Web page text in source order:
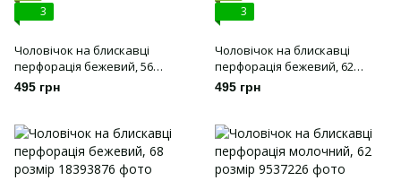
3
Чоловічок на блискавці
перфорація бежевий, 56
розмір
495 грн
3
Чоловічок на блискавці
перфорація бежевий, 62
розмір
495 грн